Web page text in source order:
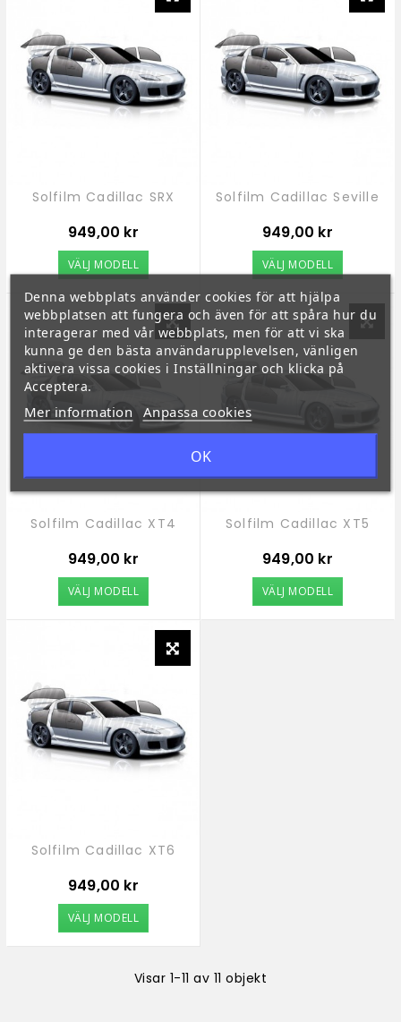
Solfilm Cadillac SRX
Pris
949,00 kr
VÄLJ MODELL
Solfilm Cadillac Seville
Pris
949,00 kr
VÄLJ MODELL
Solfilm Cadillac XT4
Pris
949,00 kr
VÄLJ MODELL
Solfilm Cadillac XT5
Pris
949,00 kr
VÄLJ MODELL
Solfilm Cadillac XT6
Pris
949,00 kr
VÄLJ MODELL
Visar 1-11 av 11 objekt
Denna webbplats använder cookies för att hjälpa
webbplatsen att fungera och även för att spåra hur du
interagerar med vår webbplats, men för att vi ska
kunna ge den bästa användarupplevelsen, vänligen
aktivera vissa cookies i Inställningar och klicka på
Acceptera.
Mer information Anpassa cookies
OK